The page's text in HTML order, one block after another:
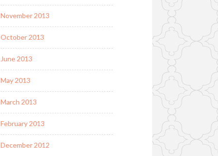
November 2013
October 2013
June 2013
May 2013
March 2013
February 2013
December 2012